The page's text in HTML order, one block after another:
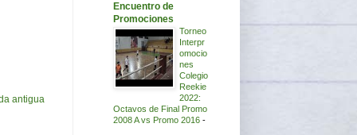
antigua
Encuentro de
Promociones
Torneo
Interpr
omocio
nes
Colegio
Reekie
2022:
Octavos de Final Promo
2008 A vs Promo 2016 -